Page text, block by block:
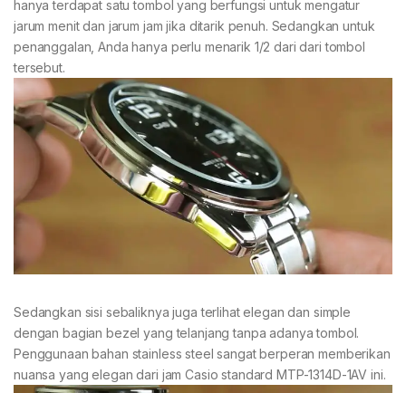
hanya terdapat satu tombol yang berfungsi untuk mengatur
jarum menit dan jarum jam jika ditarik penuh. Sedangkan untuk
penanggalan, Anda hanya perlu menarik 1/2 dari dari tombol
tersebut.
Sedangkan sisi sebaliknya juga terlihat elegan dan simple
dengan bagian bezel yang telanjang tanpa adanya tombol.
Penggunaan bahan stainless steel sangat berperan memberikan
nuansa yang elegan dari jam Casio standard MTP-1314D-1AV ini.